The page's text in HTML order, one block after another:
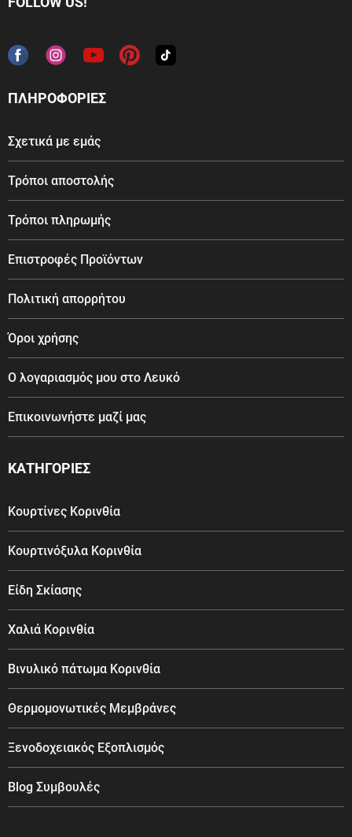
ΠΛΗΡΟΦΟΡΙΕΣ
Σχετικά με εμάς
Τρόποι αποστολής
Τρόποι πληρωμής
Επιστροφές Προϊόντων
Πολιτική απορρήτου
Όροι χρήσης
Ο λογαριασμός μου στο Λευκό
Επικοινωνήστε μαζί μας
ΚΑΤΗΓΟΡΙΕΣ
Κουρτίνες Κορινθία
Κουρτινόξυλα Κορινθία
Είδη Σκίασης
Χαλιά Κορινθία
Βινυλικό πάτωμα Κορινθία
Θερμομονωτικές Μεμβράνες
Ξενοδοχειακός Εξοπλισμός
Blog Συμβουλές